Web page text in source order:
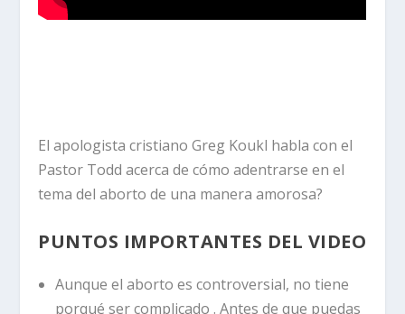
El apologista cristiano Greg Koukl habla con el
Pastor Todd acerca de cómo adentrarse en el
tema del aborto de una manera amorosa?
PUNTOS IMPORTANTES DEL VIDEO
Aunque el aborto es controversial, no tiene
porqué ser complicado . Antes de que puedas